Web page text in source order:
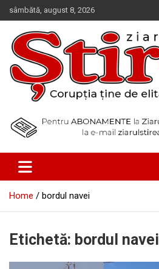
Skip
to
content
sâmbătă, august 8, 2026
Ziarul Știrea
Home bordul navei
Etichetă: bordul navei